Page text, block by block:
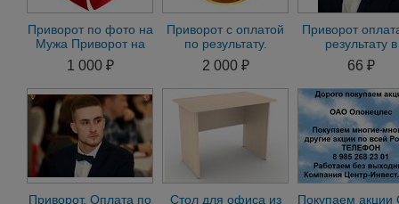
Приворот по фото на
Мужа Приворот на
любимого
1 000 ₽
Приворот с оплатой
по результату.
Приворот без
последствий.Гадание
и
2 000 ₽
Приворот
результату в
без 66 ₽
Приворот. Оплата по
Стол для офиса из
Покупаем